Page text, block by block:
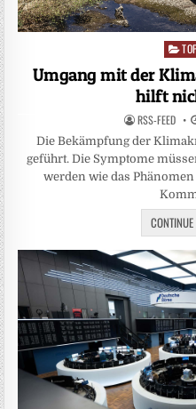
in
Umgang mit der
hilft
RSS-FEED
Die Bekämpfung der
geführt. Die Symptome
werden wie das Phänomen